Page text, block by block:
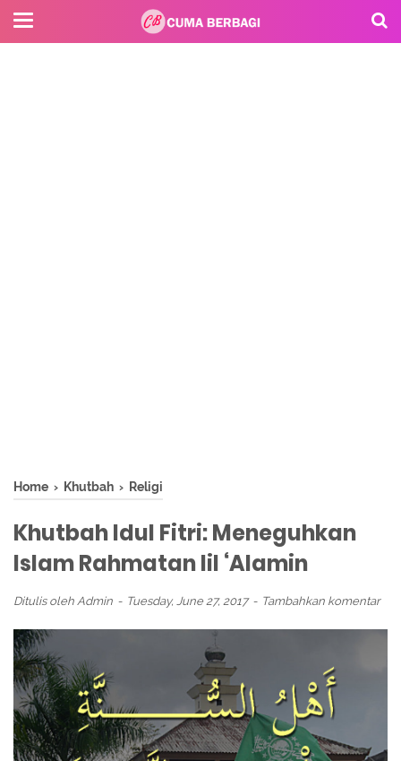
Home › Khutbah › Religi
Khutbah Idul Fitri: Meneguhkan
Islam Rahmatan lil ‘Alamin
Ditulis oleh Admin Tuesday, June 27, 2017 Tambahkan komentar